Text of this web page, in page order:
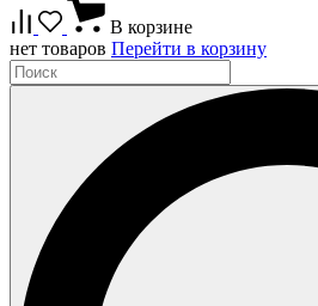
В корзине
нет товаров Перейти в корзину